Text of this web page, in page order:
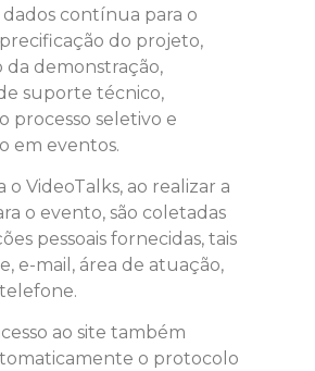
contínua para o
do projeto,
da demonstração,
suporte técnico,
processo seletivo e
em eventos.
o VideoTalks, ao realizar a
o evento, são coletadas
pessoais fornecidas, tais
e-mail, área de atuação,
ao site também
o protocolo